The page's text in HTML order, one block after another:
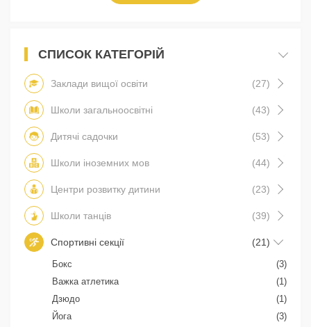
СПИСОК КАТЕГОРІЙ
Заклади вищої освіти (27)
Школи загальноосвітні (43)
Дитячі садочки (53)
Школи іноземних мов (44)
Центри розвитку дитини (23)
Школи танців (39)
Спортивні секції (21)
Бокс
(3)
Важка атлетика
(1)
Дзюдо
(1)
Йога
(3)